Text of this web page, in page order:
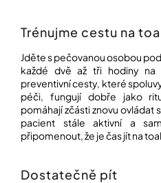
Trénujme cestu na
Jděte s pečovanou osobou
každé dvě až tři hodiny na
preventivní cesty, které
péči, fungují dobře jako
pomáhají zčásti znovu ovládat
pacient stále aktivní a
připomenout, že je čas jít na
Dostatečně pít